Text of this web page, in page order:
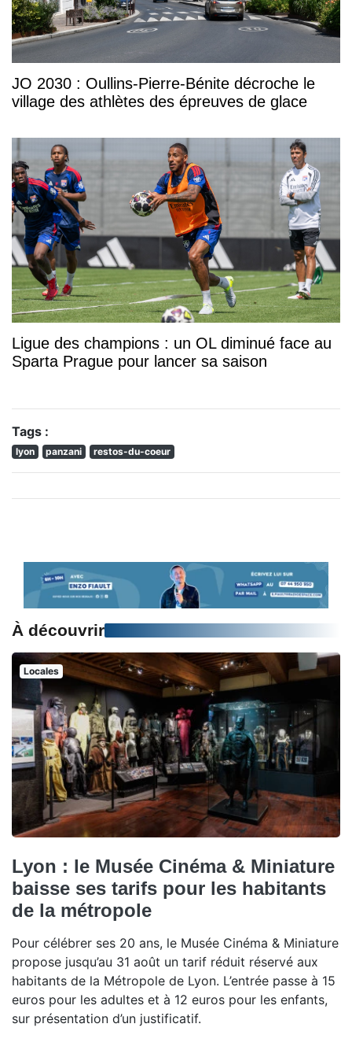
JO 2030 : Oullins-Pierre-Bénite décroche le
village des athlètes des épreuves de glace
Ligue des champions : un OL diminué face au
Sparta Prague pour lancer sa saison
Tags :
lyon panzani restos-du-coeur
À découvrir
Locales
Lyon : le Musée Cinéma & Miniature
baisse ses tarifs pour les habitants
de la métropole
Pour célébrer ses 20 ans, le Musée Cinéma & Miniature
propose jusqu’au 31 août un tarif réduit réservé aux
habitants de la Métropole de Lyon. L’entrée passe à 15
euros pour les adultes et à 12 euros pour les enfants,
sur présentation d’un justificatif.